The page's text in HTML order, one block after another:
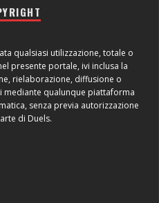
qualsiasi utilizzazione, totale o
presente portale, ivi inclusa la
rielaborazione, diffusione o
mediante qualunque piattaforma
senza previa autorizzazione
di Duels.